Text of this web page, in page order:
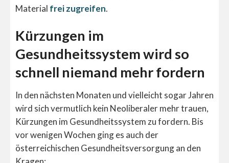
Material frei zugreifen.
Kürzungen im
Gesundheitssystem wird so
schnell niemand mehr fordern
In den nächsten Monaten und vielleicht sogar Jahren
wird sich vermutlich kein Neoliberaler mehr trauen,
Kürzungen im Gesundheitssystem zu fordern. Bis
vor wenigen Wochen ging es auch der
österreichischen Gesundheitsversorgung an den